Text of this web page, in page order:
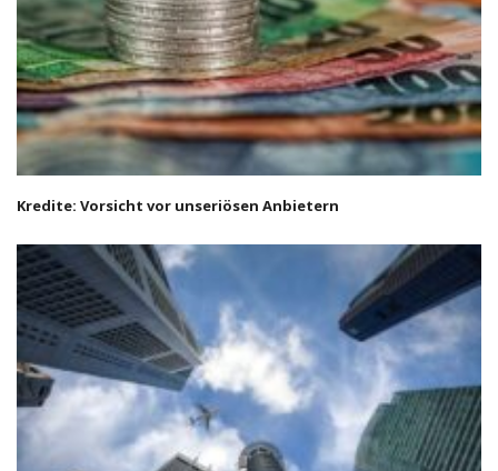
Kredite: Vorsicht vor unseriösen Anbietern